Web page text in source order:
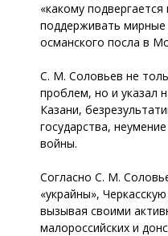
«какому
поддерживать мирные
османского посла в
С. М. Соловьев не
проблем, но и указал
Казани,
государства,
войны.
Согласно С. М.
«украйны»,
вызывая своими
малороссийских и